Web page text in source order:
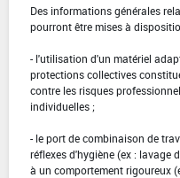
Des informations générales
pourront être mises à
- l'utilisation d'un matériel
protections collectives
contre les risques
individuelles ;
- le port de combinaison de
réflexes d'hygiène (ex : lavage
à un comportement rigoureux